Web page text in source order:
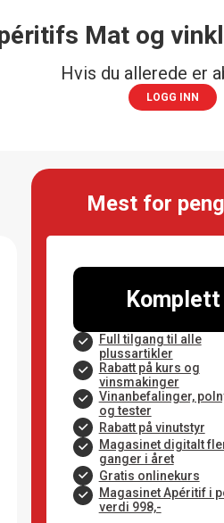
Mat og
Hvis du allerede er
LOGG INN
Komplett
Full tilgang til alle
plussartikler
Rabatt på kurs og
vinsmakinger
Vinanbefalinger,
og tester
Rabatt på vinutstyr
Magasinet digitalt
ganger i året
Gratis onlinekurs
Magasinet Apéritif i
verdi 998,-
Mest for